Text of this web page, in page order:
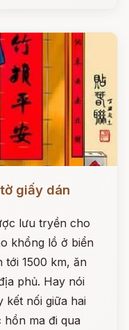
giấy dán
lưu tryền cho
khổng lồ ở biển
tới 1500 km, ăn
phủ. Hay nói
kết nối giữa hai
hồn ma đi qua